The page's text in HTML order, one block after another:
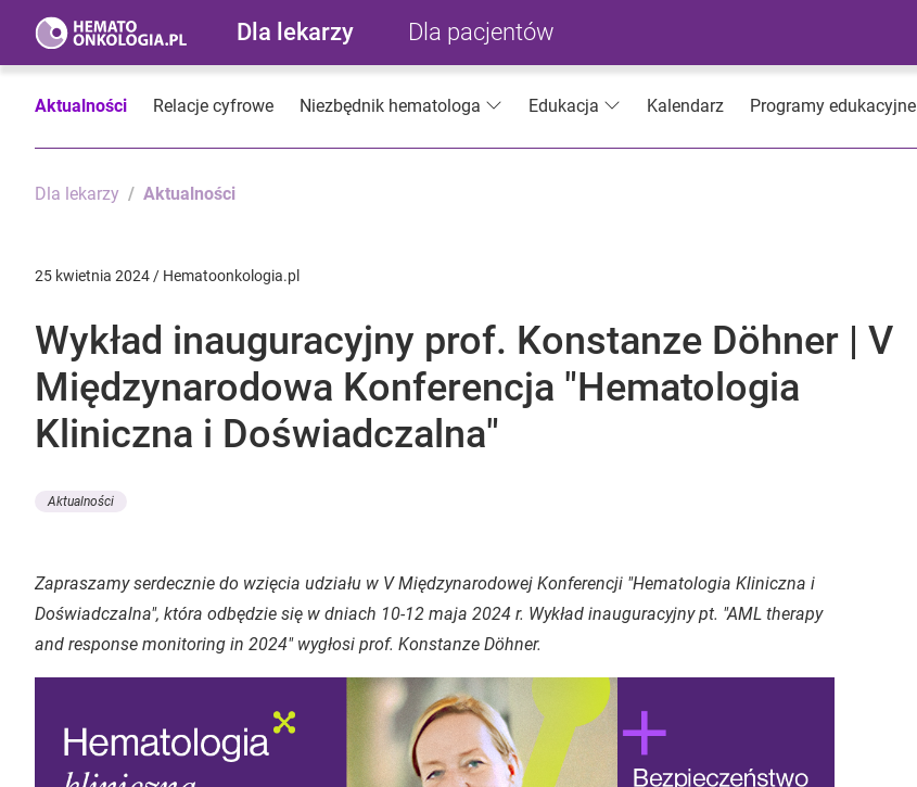
Dla lekarzy Dla pacjentów
Aktualności Relacje cyfrowe Niezbędnik hematologa Edukacja Kalendarz Programy edukacyjne
Dla lekarzy Aktualności
25 kwietnia 2024 / Hematoonkologia.pl
Wykład inauguracyjny prof. Konstanze Döhner | V
Międzynarodowa Konferencja "Hematologia
Kliniczna i Doświadczalna"
Aktualności
Zapraszamy serdecznie do wzięcia udziału w V Międzynarodowej Konferencji "Hematologia Kliniczna i
Doświadczalna", która odbędzie się w dniach 10-12 maja 2024 r. Wykład inauguracyjny pt. "AML therapy
and response monitoring in 2024" wygłosi prof. Konstanze Döhner.